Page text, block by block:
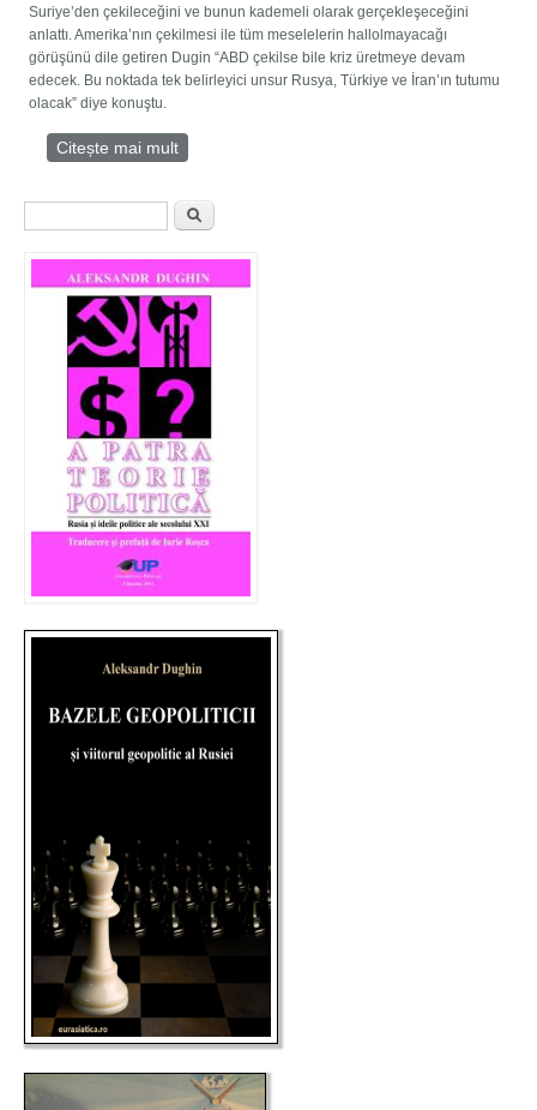
Suriye’den çekileceğini ve bunun kademeli olarak gerçekleşeceğini
anlattı. Amerika’nın çekilmesi ile tüm meselelerin hallolmayacağı
görüşünü dile getiren Dugin “ABD çekilse bile kriz üretmeye devam
edecek. Bu noktada tek belirleyici unsur Rusya, Türkiye ve İran’ın tutumu
olacak” diye konuştu.
Citește mai mult
Formular de căutare